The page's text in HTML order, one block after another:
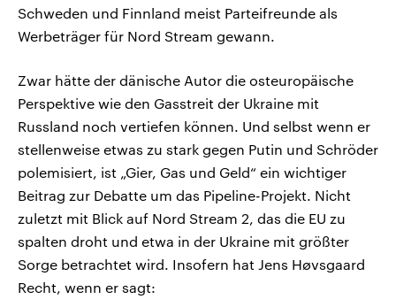
Schweden und Finnland meist Parteifreunde als
Werbeträger für Nord Stream gewann.
Zwar hätte der dänische Autor die osteuropäische
Perspektive wie den Gasstreit der Ukraine mit
Russland noch vertiefen können. Und selbst wenn er
stellenweise etwas zu stark gegen Putin und Schröder
polemisiert, ist „Gier, Gas und Geld“ ein wichtiger
Beitrag zur Debatte um das Pipeline-Projekt. Nicht
zuletzt mit Blick auf Nord Stream 2, das die EU zu
spalten droht und etwa in der Ukraine mit größter
Sorge betrachtet wird. Insofern hat Jens Høvsgaard
Recht, wenn er sagt: